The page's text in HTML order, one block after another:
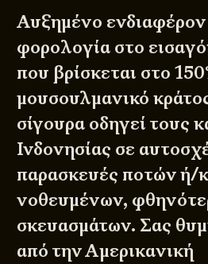
Αυξημένο ενδιαφέρον
φορολογία στο
που βρίσκεται στο
μουσουλμανικό
σίγουρα οδηγεί τους
Ινδονησίας σε
παρασκευές ποτών ή/
νοθευμένων,
σκευασμάτων. Σας
από την Αμερικανική